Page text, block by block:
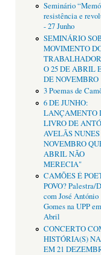
Seminário
resistência e
- 27 Junho
SEMINÁRIO
MOVIMENTO
O 25 DE ABRIL
DE NOVEMBRO
3 Poemas de
6 DE JUNHO:
LANÇAMENTO
LIVRO DE
AVELÃS
NOVEMBRO
ABRIL NÃO
MERECIA"
CAMÕES É
POVO? Palestra/
com José António
Gomes na UPP
Abril
CONCERTO
HISTÓRIA(S)
EM 21